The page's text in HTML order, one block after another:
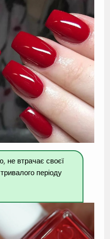
не втрачає своєї
періоду